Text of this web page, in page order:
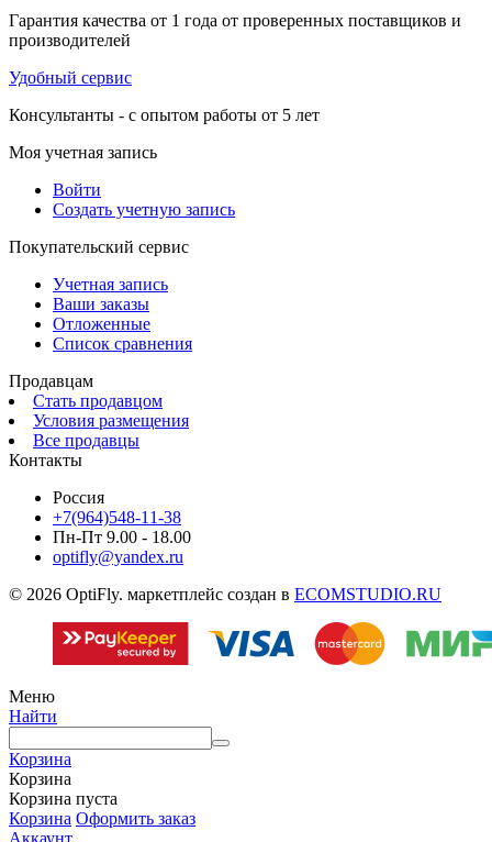
Гарантия качества от 1 года от проверенных поставщиков и
производителей
Удобный сервис
Консультанты - с опытом работы от 5 лет
Моя учетная запись
Войти
Создать учетную запись
Покупательский сервис
Учетная запись
Ваши заказы
Отложенные
Список сравнения
Продавцам
Стать продавцом
Условия размещения
Все продавцы
Контакты
Россия
+7(964)548-11-38
Пн-Пт 9.00 - 18.00
optifly@yandex.ru
© 2026 OptiFly. маркетплейс создан в ECOMSTUDIO.RU
Меню
Найти
Корзина
Корзина
Корзина пуста
Корзина Оформить заказ